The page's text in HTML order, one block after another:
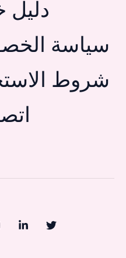
دليل
سياسة
شروط